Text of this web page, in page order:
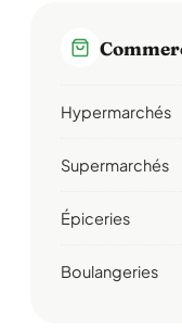
Hypermarchés
Supermarchés
Épiceries
Boulangeries